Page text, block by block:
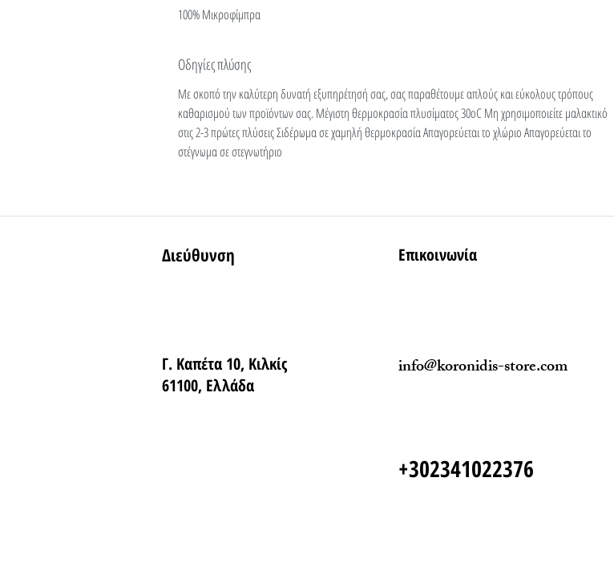
100% Μικροφίμπρα
Οδηγίες πλύσης
Με σκοπό την καλύτερη δυνατή εξυπηρέτησή σας, σας παραθέτουμε απλούς και εύκολους τρόπους
καθαρισμού των προϊόντων σας. Μέγιστη θερμοκρασία πλυσίματος 30οC Μη χρησιμοποιείτε μαλακτικό
στις 2-3 πρώτες πλύσεις Σιδέρωμα σε χαμηλή θερμοκρασία Απαγορεύεται το χλώριο Απαγορεύεται το
στέγνωμα σε στεγνωτήριο
Διεύθυνση
Γ. Καπέτα 10, Κιλκίς
61100, Ελλάδα
Επικοινωνία
info@koronidis-store.com
+302341022376